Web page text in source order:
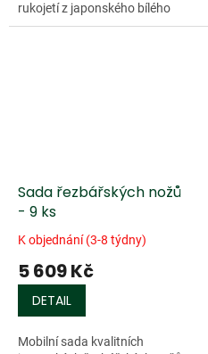
rukojetí z japonského bílého
dubu. Nerezová ocel A2 o
Sada řezbářských nožů
- 9 ks
K objednání (3-8 týdny)
5 609 Kč
DETAIL
Mobilní sada kvalitních